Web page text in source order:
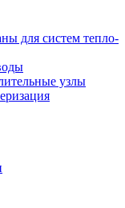
для систем тепло-
узлы